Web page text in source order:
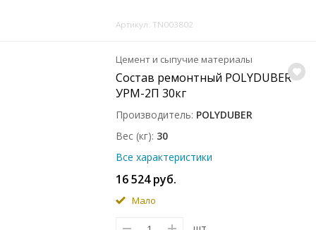
Артикул: TN003802
Цемент и сыпучие материалы
Состав ремонтный POLYDUBER
УРМ-2П 30кг
Производитель POLYDUBER
Вес (кг) 30
Все характеристики
16 524 руб.
Мало